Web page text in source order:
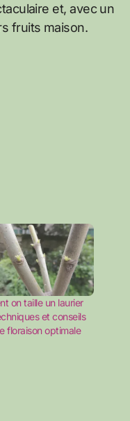
et, avec un
fruits maison.
on taille un laurier
et conseils
floraison optimale